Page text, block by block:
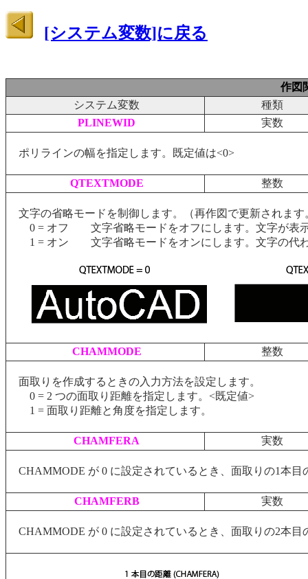
[システム変数]に戻る
作図
システム変数
種類
PLINEWID
実数
ポリラインの幅を指定します。既定値は<0>
QTEXTMODE 整数
文字の省略モードを制御します。（再作図で更新されます
0 = オフ 文字省略モードをオフにします。文字が表示
1 = オン 文字省略モードをオンにします。文字の代わ
CHAMMODE 整数
面取りを作成するときの入力方法を設定します。
0 = 2 つの面取り距離を指定します。<既定値>
1 = 面取り距離と角度を指定します。
CHAMFERA 実数
CHAMMODE が 0 に設定されているとき、面取りの1本目
CHAMFERB 実数
CHAMMODE が 0 に設定されているとき、面取りの2本目